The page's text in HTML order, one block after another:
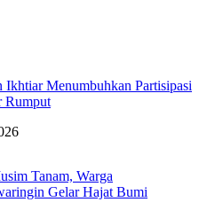
Ikhtiar Menumbuhkan Partisipasi
Rumput
Tanam, Warga
Gelar Hajat Bumi